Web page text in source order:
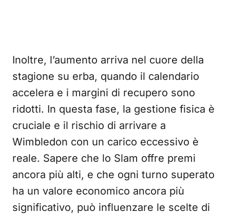
Inoltre, l’aumento arriva nel cuore della
stagione su erba, quando il calendario
accelera e i margini di recupero sono
ridotti. In questa fase, la gestione fisica è
cruciale e il rischio di arrivare a
Wimbledon con un carico eccessivo è
reale. Sapere che lo Slam offre premi
ancora più alti, e che ogni turno superato
ha un valore economico ancora più
significativo, può influenzare le scelte di